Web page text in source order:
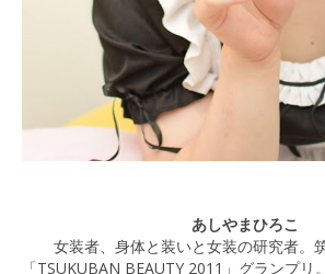
あしやまひろこ
女装者、身体と装いと女装の研究者。
「TSUKUBAN BEAUTY 2011」グランプ